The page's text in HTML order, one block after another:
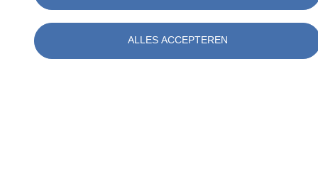
ALLES ACCEPTEREN